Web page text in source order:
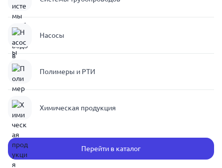
Насосы
Полимеры и РТИ
Химическая продукция
Перейти в каталог